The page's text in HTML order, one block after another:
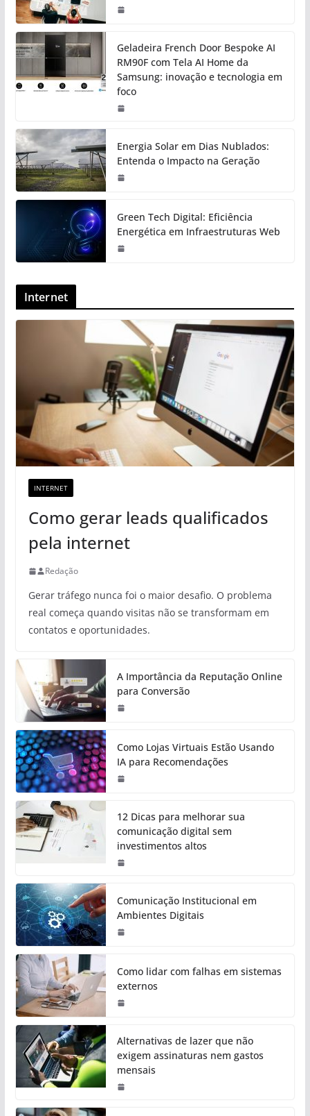
Geladeira French Door Bespoke AI
RM90F com Tela AI Home da
Samsung: inovação e tecnologia em
foco
Energia Solar em Dias Nublados:
Entenda o Impacto na Geração
Green Tech Digital: Eficiência
Energética em Infraestruturas Web
Internet
INTERNET
Como gerar leads qualificados
pela internet
Redação
Gerar tráfego nunca foi o maior desafio. O problema
real começa quando visitas não se transformam em
contatos e oportunidades.
A Importância da Reputação Online
para Conversão
Como Lojas Virtuais Estão Usando
IA para Recomendações
12 Dicas para melhorar sua
comunicação digital sem
investimentos altos
Comunicação Institucional em
Ambientes Digitais
Como lidar com falhas em sistemas
externos
Alternativas de lazer que não
exigem assinaturas nem gastos
mensais